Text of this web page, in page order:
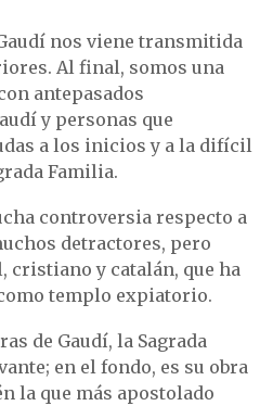
nos viene transmitida
Al final, somos una
antepasados
y personas que
a los inicios y a la difícil
Familia.
controversia respecto a
detractores, pero
cristiano y catalán, que ha
templo expiatorio.
de Gaudí, la Sagrada
en el fondo, es su obra
la que más apostolado